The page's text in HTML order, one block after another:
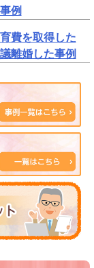
例
費を取得した
離婚した事例